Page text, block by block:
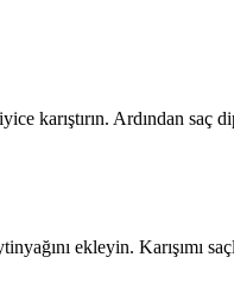
karıştırın. Ardından
ekleyin. Karışımı